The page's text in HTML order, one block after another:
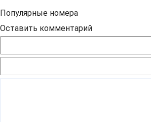
Популярные номера
Оставить комментарий